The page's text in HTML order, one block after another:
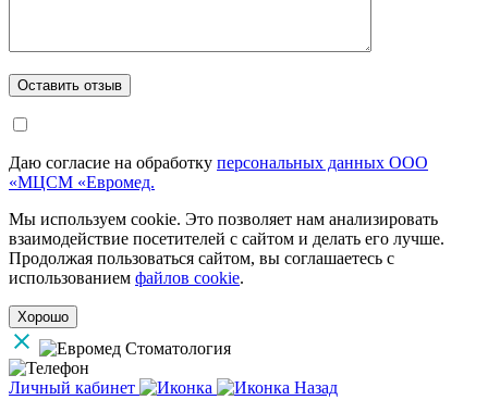
Даю согласие на обработку персональных данных ООО
«МЦСМ «Евромед.
Мы используем cookie. Это позволяет нам анализировать
взаимодействие посетителей с сайтом и делать его лучше.
Продолжая пользоваться сайтом, вы соглашаетесь с
использованием файлов cookie.
Хорошо
Личный кабинет
Назад